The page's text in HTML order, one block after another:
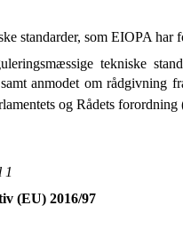
standarder, som EIOPA har
tekniske
anmodet om rådgivning
og Rådets
1
(EU) 2016/97